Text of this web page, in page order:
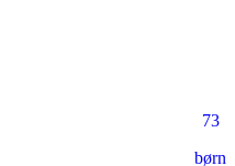
73
børn